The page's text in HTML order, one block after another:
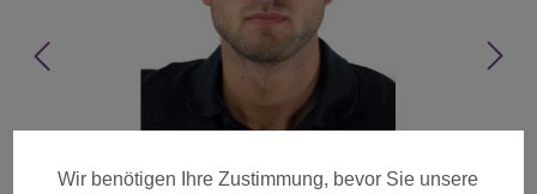
Wir benötigen Ihre Zustimmung, bevor Sie unsere